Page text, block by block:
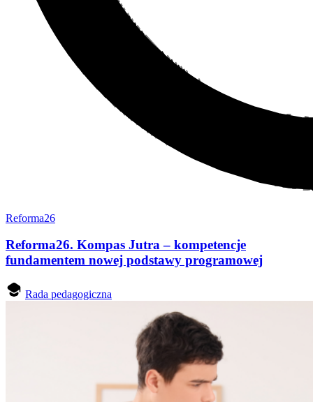
Reforma26
Reforma26. Kompas Jutra – kompetencje
fundamentem nowej podstawy programowej
Rada pedagogiczna